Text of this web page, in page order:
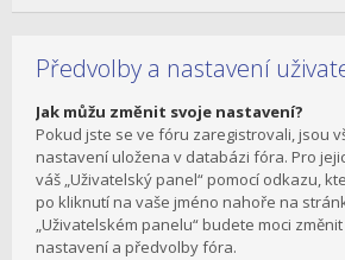
Předvolby a nastavení
Jak můžu změnit svoje nastavení?
Pokud jste se ve fóru zaregistrovali, jsou
nastavení uložena v databázi fóra. Pro
váš „Uživatelský panel“ pomocí odkazu,
po kliknutí na vaše jméno nahoře na
„Uživatelském panelu“ budete moci
nastavení a předvolby fóra.